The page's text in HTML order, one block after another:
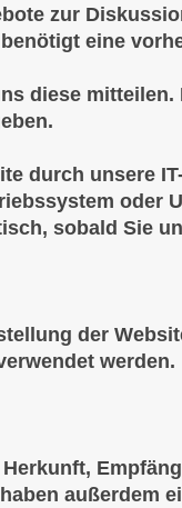
zur
eine
diese
durch unsere
oder
sobald Sie
der
werden.
außerdem